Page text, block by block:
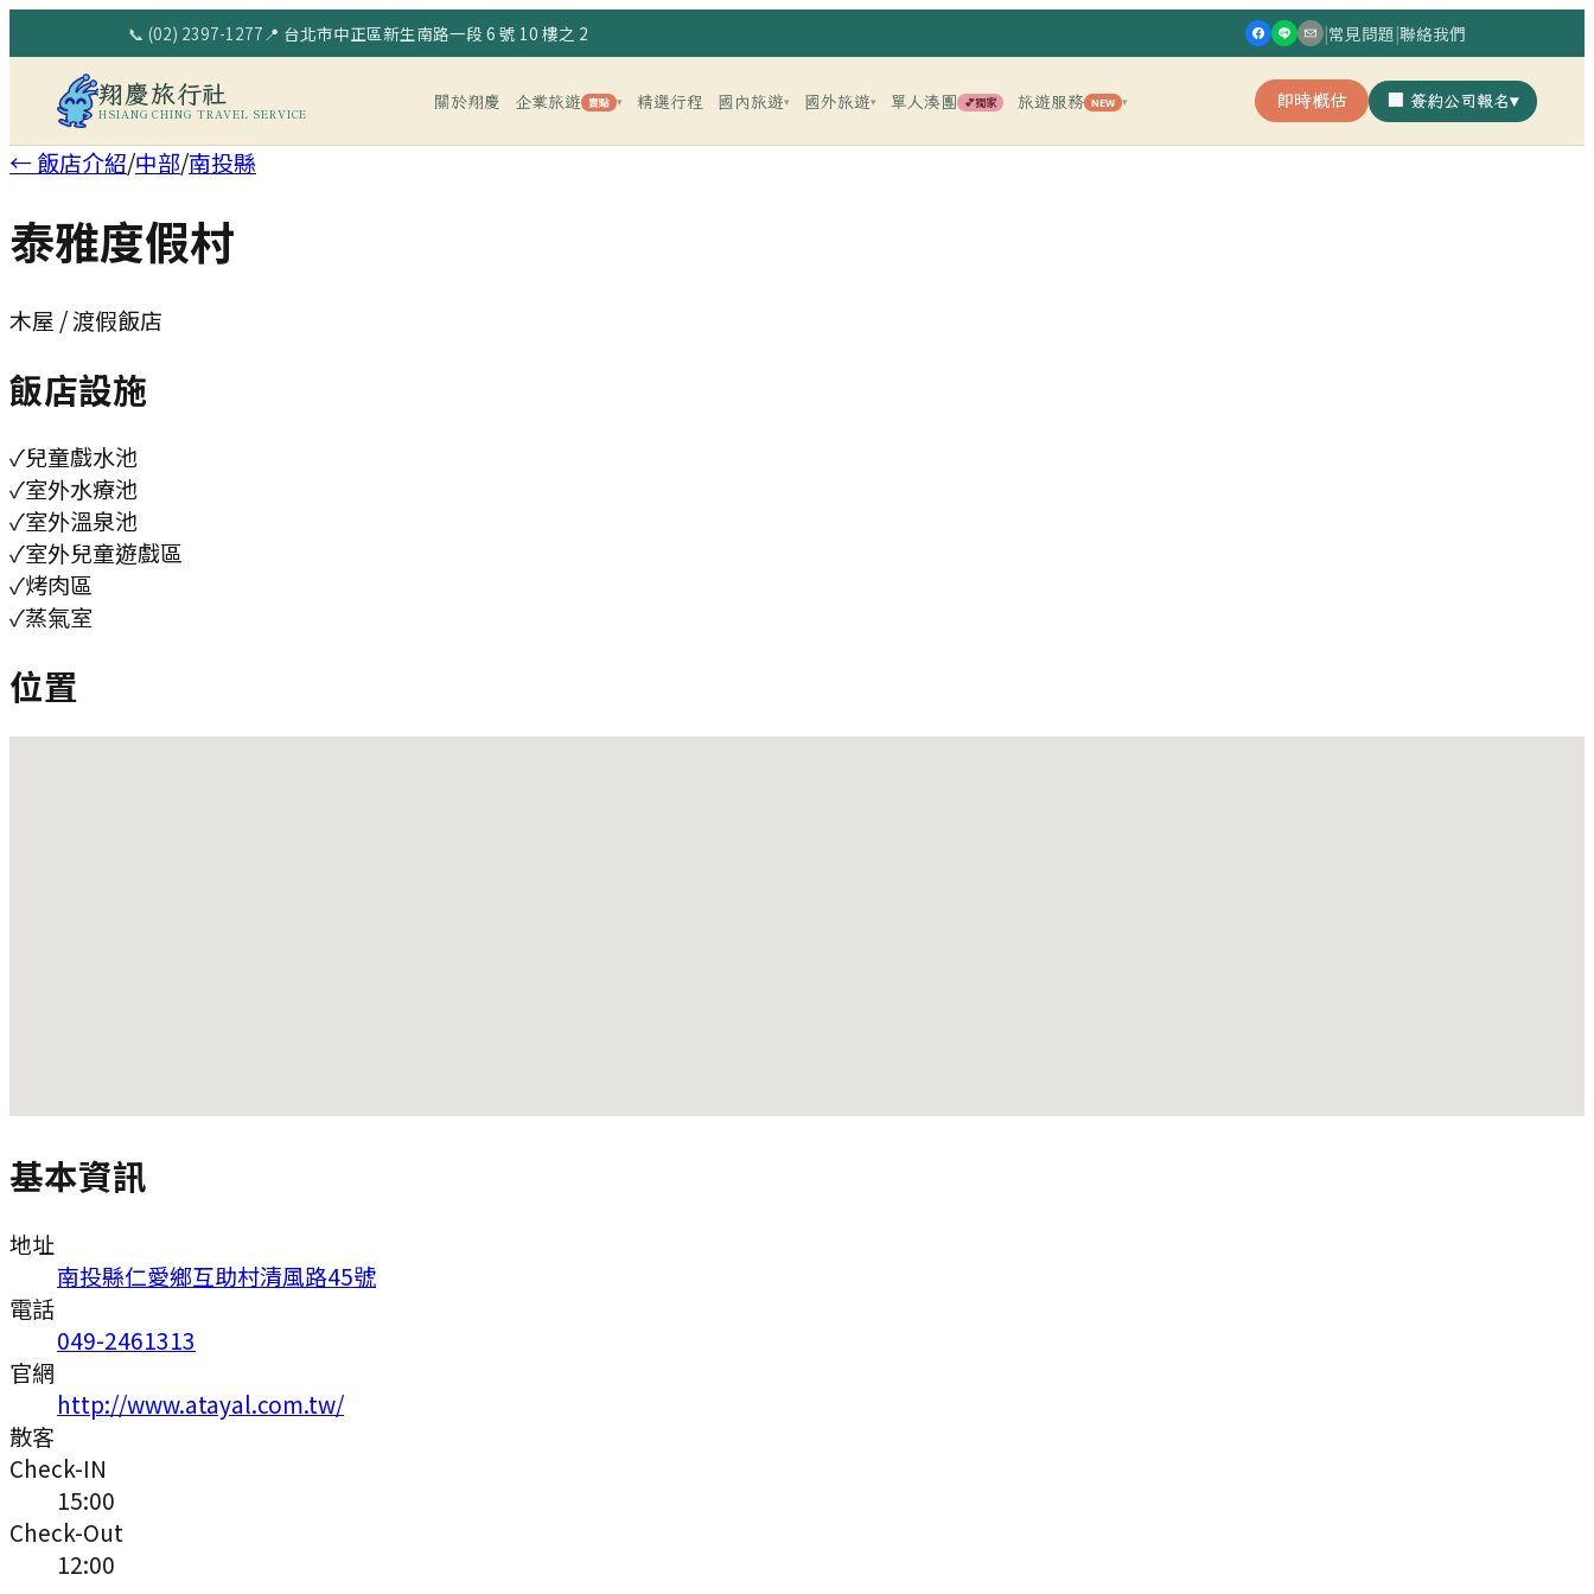
📞 (02) 2397-1277📍 台北市中正區新生南路一段 6 號 10 樓之 2 |常見問題|聯絡我們
翔慶旅行社
HSIANG CHING TRAVEL SERVICE
關於翔慶 企業旅遊 賣點 ▾ 精選行程 國內旅遊▾ 國外旅遊▾ 單人湊團 💕獨家 旅遊服務 NEW ▾ 即時概估 🏢 簽約公司報名▾
← 飯店介紹/中部/南投縣
泰雅度假村
木屋 / 渡假飯店
飯店設施
✓兒童戲水池
✓室外水療池
✓室外溫泉池
✓室外兒童遊戲區
✓烤肉區
✓蒸氣室
位置
基本資訊
地址
南投縣仁愛鄉互助村清風路45號
電話
049-2461313
官網
http://www.atayal.com.tw/
散客
Check-IN
15:00
Check-Out
12:00